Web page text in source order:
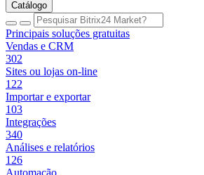
Catálogo
Principais soluções gratuitas
Vendas e CRM
302
Sites ou lojas on-line
122
Importar e exportar
103
Integrações
340
Análises e relatórios
126
Automação